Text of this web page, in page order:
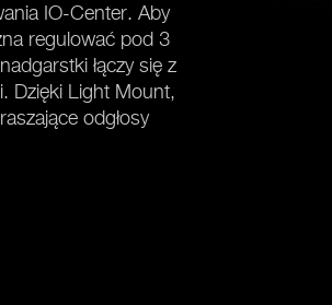
IO-Center. Aby
regulować pod 3
łączy się z
Dzięki Light Mount,
odgłosy